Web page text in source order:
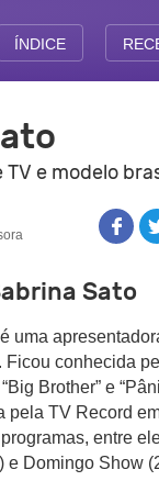
ÍNDICE
e modelo
Sato
uma
Ficou conhecida
Brother” e
pela TV Record
entre
e Domingo Show